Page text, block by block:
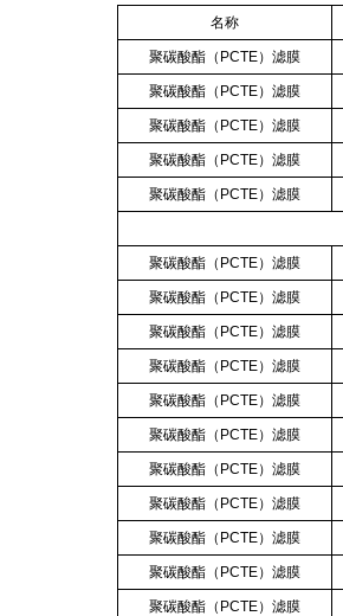
名称
聚碳酸酯（ PCTE）滤膜
聚碳酸酯（ PCTE）滤膜
聚碳酸酯（ PCTE）滤膜
聚碳酸酯（ PCTE）滤膜
聚碳酸酯（ PCTE）滤膜
聚碳酸酯（ PCTE）滤膜
聚碳酸酯（ PCTE）滤膜
聚碳酸酯（ PCTE）滤膜
聚碳酸酯（ PCTE）滤膜
聚碳酸酯（ PCTE）滤膜
聚碳酸酯（ PCTE）滤膜
聚碳酸酯（ PCTE）滤膜
聚碳酸酯（ PCTE）滤膜
聚碳酸酯（ PCTE）滤膜
聚碳酸酯（ PCTE）滤膜
聚碳酸酯（ PCTE）滤膜